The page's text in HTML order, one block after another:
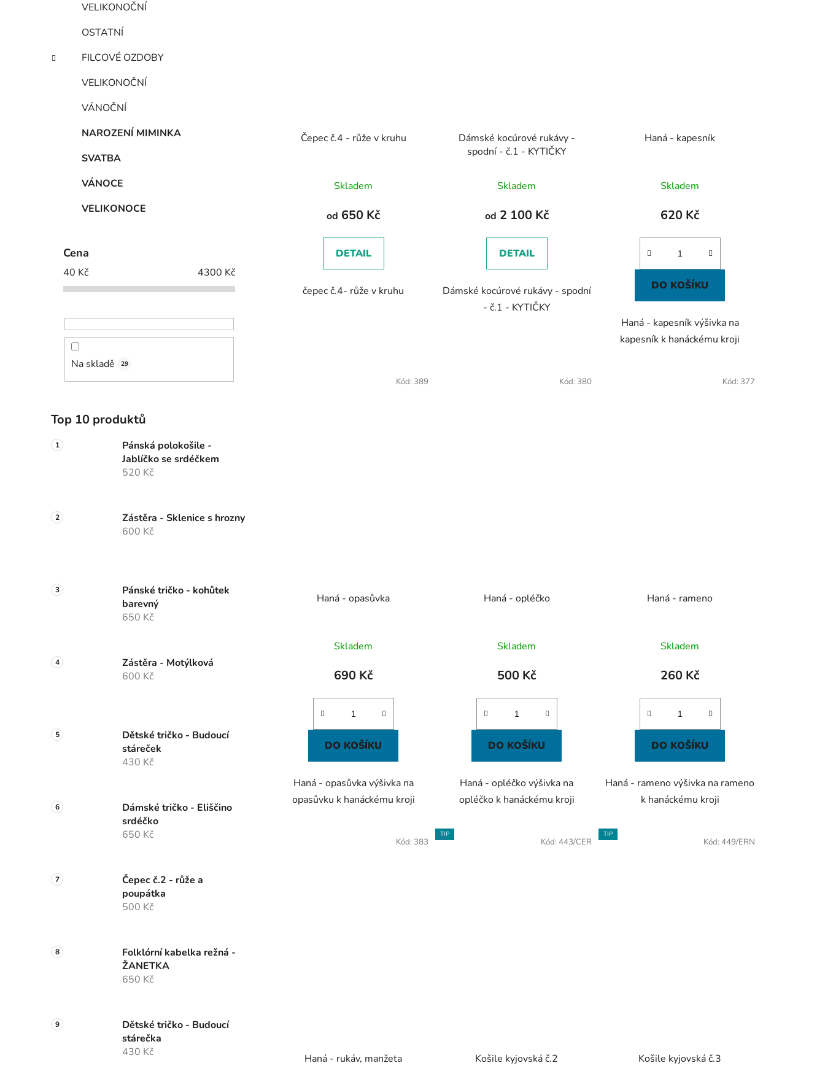
VELIKONOČNÍ
OSTATNÍ
FILCOVÉ OZDOBY
VELIKONOČNÍ
VÁNOČNÍ
NAROZENÍ MIMINKA
SVATBA
VÁNOCE
VELIKONOCE
Cena
40 Kč 4300 Kč
Na skladě 29
Top 10 produktů
Pánská polokošile -
Jablíčko se srdéčkem
520 Kč
Zástěra - Sklenice s hrozny
600 Kč
Pánské tričko - kohůtek
barevný
650 Kč
Zástěra - Motýlková
600 Kč
Dětské tričko - Budoucí
stáreček
430 Kč
Dámské tričko - Eliščino
srdéčko
650 Kč
Čepec č.2 - růže a
poupátka
500 Kč
Folklórní kabelka režná -
ŽANETKA
650 Kč
Dětské tričko - Budoucí
stárečka
430 Kč
Čepec č.4 - růže v kruhu
Skladem
od 650 Kč
DETAIL
čepec č.4- růže v kruhu
Dámské kocúrové rukávy -
spodní - č.1 - KYTIČKY
Skladem
od 2 100 Kč
DETAIL
Dámské kocúrové rukávy - spodní
- č.1 - KYTIČKY
Haná - kapesník
Skladem
620 Kč
DO KOŠÍKU
Haná - kapesník výšivka na
kapesník k hanáckému kroji
Haná - opasůvka
Skladem
690 Kč
DO KOŠÍKU
Haná - opasůvka výšivka na
opasůvku k hanáckému kroji
Kód: 389
Haná - opléčko
Skladem
500 Kč
DO KOŠÍKU
Haná - opléčko výšivka na
opléčko k hanáckému kroji
Kód: 380
Haná - rameno
Skladem
260 Kč
DO KOŠÍKU
Haná - rameno výšivka na rameno
k hanáckému kroji
Kód: 377
Haná - rukáv, manžeta
Kód: 383
TIP
Košile kyjovská č.2
Kód: 443/CER
TIP
Košile kyjovská č.3
Kód: 449/ERN